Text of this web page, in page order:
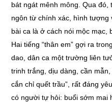
bát ngát mênh mông. Qua
ngôn từ chính xác, hình tượng
bài ca là ở cách nói mộc mạc,
Hai tiếng “thân em” gợi ra
dao, dân ca một trường liên
trinh trắng, dịu dàng, cần
cắn chỉ quết trầu”, rất đáng
có người tự hỏi: buổi sớm mai